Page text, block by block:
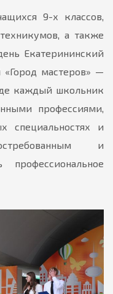
9-х классов,
а также
Екатерининский
«Город мастеров» —
каждый школьник
профессиями,
специальностях и
и